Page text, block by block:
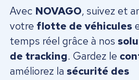
Avec NOVAGO, suivez et
votre flotte de véhicules
temps réel grâce à nos
de tracking. Gardez le
améliorez la sécurité des